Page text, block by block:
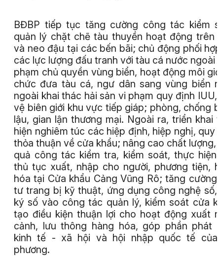
BĐBP tiếp tục tăng cường công tác kiểm
quản lý chặt chẽ tàu thuyền hoạt động trên
và neo đậu tại các bến bãi; chủ động phối
các lực lượng đấu tranh với tàu cá nước ngoài
phạm chủ quyền vùng biển, hoạt động môi
chức đưa tàu cá, ngư dân sang vùng biển
ngoài khai thác hải sản vi phạm quy định IUU,
vệ biên giới khu vực tiếp giáp; phòng, chống
lậu, gian lận thương mại. Ngoài ra, triển khai
hiện nghiêm túc các hiệp định, hiệp nghị, quy
thỏa thuận về cửa khẩu; nâng cao chất lượng,
quả công tác kiểm tra, kiểm soát, thực hiện
thủ tục xuất, nhập cho người, phương tiện,
hóa tại Cửa khẩu Cảng Vũng Rô; tăng cường
tư trang bị kỹ thuật, ứng dụng công nghệ số,
ký số vào công tác quản lý, kiểm soát cửa
tạo điều kiện thuận lợi cho hoạt động xuất
cảnh, lưu thông hàng hóa, góp phần phát
kinh tế - xã hội và hội nhập quốc tế của
phương.